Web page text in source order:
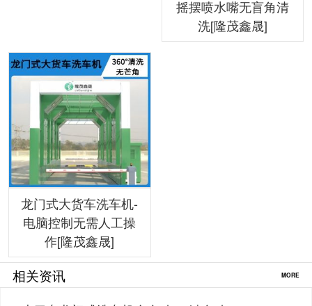
摇摆喷水嘴无盲角清
洗[隆茂鑫晟]
龙门式大货车洗车机-
电脑控制无需人工操
作[隆茂鑫晟]
相关资讯 MORE